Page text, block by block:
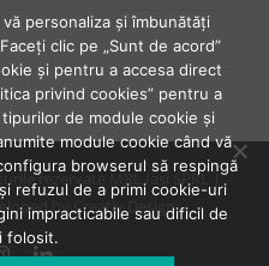
rezervate MRL Iasi SPRL |
by Creativ Design
InstagramLinkedIn
personaliza și îmbunătăți
clic pe „Sunt de acord”
și pentru a accesa direct
privind cookies” pentru a
de module cookie și
module cookie când vă
browserul să respingă
refuzul de a primi cookie-uri
impracticabile sau dificil de
folosit.